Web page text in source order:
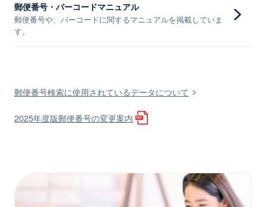
郵便番号・バーコードマニュアル
郵便番号や、バーコードに関するマニュアルを掲載していま
す。
郵便番号検索に使用されているデータについて
2025年度版郵便番号の変更案内